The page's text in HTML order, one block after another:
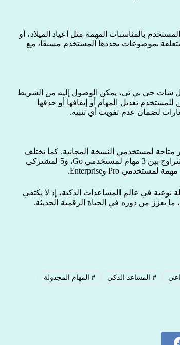
بالمناسبات المهمة مثل أعياد الميلاد، أو
بموضوعات يحددها المستخدم مسبقًا، مع
شات جي بي تي، يمكن الوصول إليه من الشريط
تعديل المهام أو إيقافها أو حذفها
لضمان عدم تفويت أي تنبيه.
متاحة لمستخدمي النسخة المجانية. كما تختلف
عدد المهام المسموح بها حسب نوع الاشتراك، حيث تتراوح بين 3 مهام لمستخدمي Go، و5 لمشتركي
في عالم المساعدات الذكية، إذ لا يكتفي
ما يعزز من دوره في الحياة الرقمية الحديثة.
# المساعد الذكي # المهام المجدولة